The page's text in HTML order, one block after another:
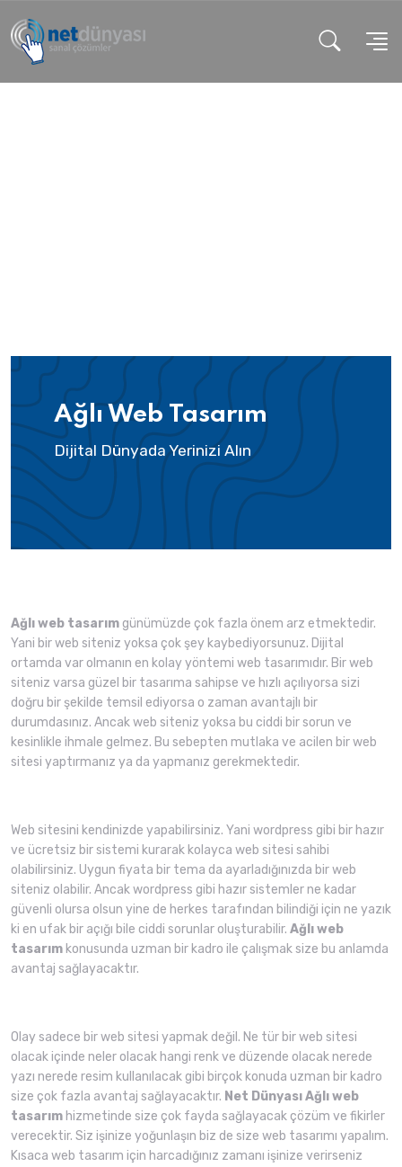
Ağlı Web Tasarım
Dijital Dünyada Yerinizi Alın
Ağlı web tasarım günümüzde çok fazla önem arz etmektedir.
Yani bir web siteniz yoksa çok şey kaybediyorsunuz. Dijital
ortamda var olmanın en kolay yöntemi web tasarımıdır. Bir web
siteniz varsa güzel bir tasarıma sahipse ve hızlı açılıyorsa sizi
doğru bir şekilde temsil ediyorsa o zaman avantajlı bir
durumdasınız. Ancak web siteniz yoksa bu ciddi bir sorun ve
kesinlikle ihmale gelmez. Bu sebepten mutlaka ve acilen bir web
sitesi yaptırmanız ya da yapmanız gerekmektedir.
Web sitesini kendinizde yapabilirsiniz. Yani wordpress gibi bir hazır
ve ücretsiz bir sistemi kurarak kolayca web sitesi sahibi
olabilirsiniz. Uygun fiyata bir tema da ayarladığınızda bir web
siteniz olabilir. Ancak wordpress gibi hazır sistemler ne kadar
güvenli olursa olsun yine de herkes tarafından bilindiği için ne yazık
ki en ufak bir açığı bile ciddi sorunlar oluşturabilir. Ağlı web
tasarım konusunda uzman bir kadro ile çalışmak size bu anlamda
avantaj sağlayacaktır.
Olay sadece bir web sitesi yapmak değil. Ne tür bir web sitesi
olacak içinde neler olacak hangi renk ve düzende olacak nerede
yazı nerede resim kullanılacak gibi birçok konuda uzman bir kadro
size çok fazla avantaj sağlayacaktır. Net DünyasıAğlı web
tasarım hizmetinde size çok fayda sağlayacak çözüm ve fikirler
verecektir. Siz işinize yoğunlaşın biz de size web tasarımı yapalım.
Kısaca web tasarım için harcadığınız zamanı işinize verirseniz